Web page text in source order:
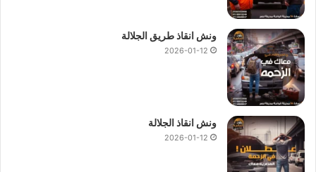
ونش انقاذ طريق الجلالة
2026-01-12
ونش انقاذ الجلالة
2026-01-12